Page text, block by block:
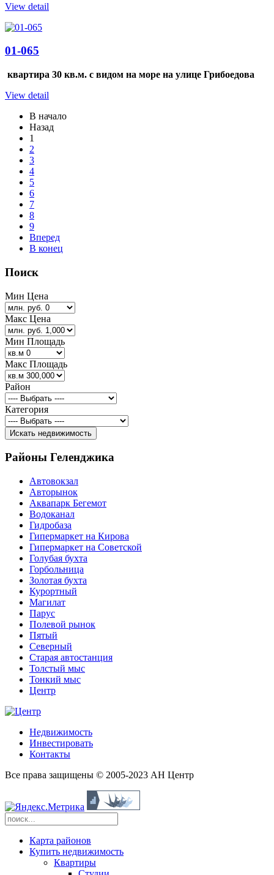
View detail
01-065
квартира 30 кв.м. с видом на море на улице Грибоедова
View detail
В начало
Назад
1
2
3
4
5
6
7
8
9
Вперед
В конец
Поиск
Мин Цена
Макс Цена
Мин Площадь
Макс Площадь
Район
Категория
Районы Геленджика
Автовокзал
Авторынок
Аквапарк Бегемот
Водоканал
Гидробаза
Гипермаркет на Кирова
Гипермаркет на Советской
Голубая бухта
Горбольница
Золотая бухта
Курортный
Магилат
Парус
Полевой рынок
Пятый
Северный
Старая автостанция
Толстый мыс
Тонкий мыс
Центр
Недвижимость
Инвестировать
Контакты
Все права защищены © 2005-2023 АН Центр
Карта районов
Купить недвижимость
Квартиры